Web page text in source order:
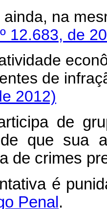
ainda, na
12.683, de
de
2012)
de grupo,
que sua
de crimes
é punida
Penal .